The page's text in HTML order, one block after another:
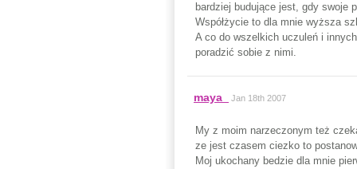
bardziej budujące jest, gdy swoje
Współżycie to dla mnie wyższa
A co do wszelkich uczuleń i
poradzić sobie z nimi.
maya_ Jan 18th 2007
My z moim narzeczonym też
ze jest czasem ciezko to
Moj ukochany bedzie dla mnie